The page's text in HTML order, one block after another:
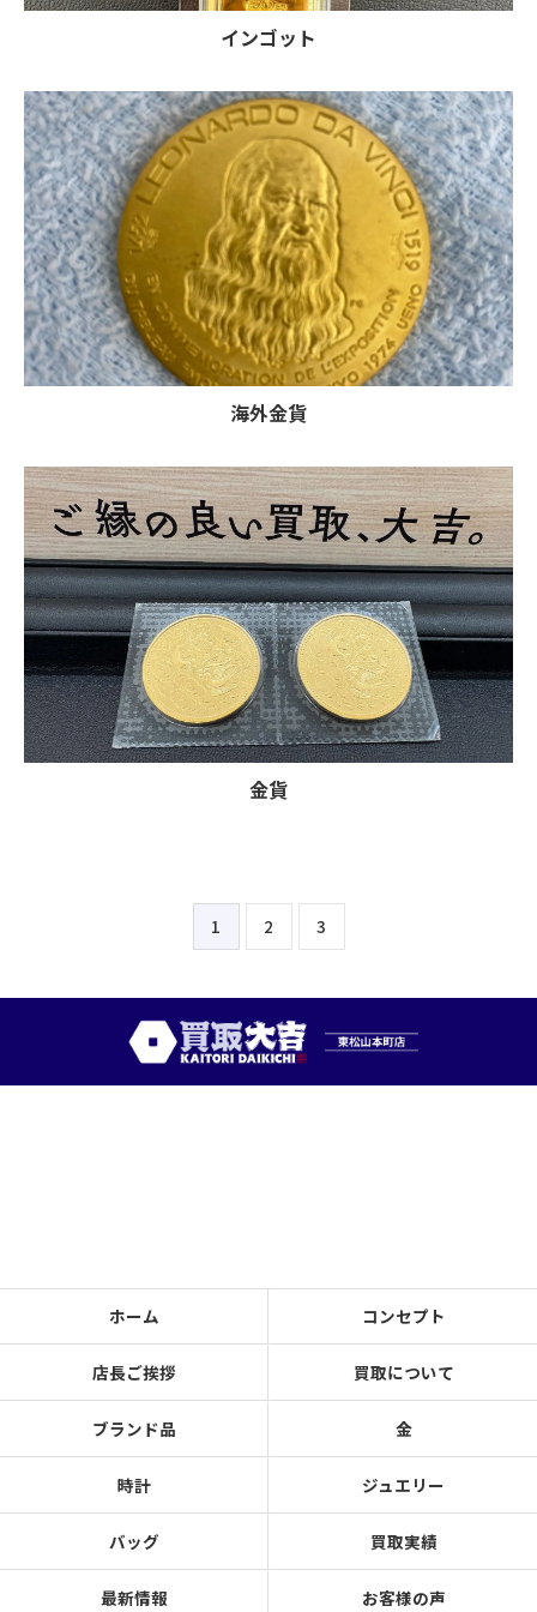
インゴット
海外金貨
金貨
1 2 3
ホーム コンセプト
店長ご挨拶 買取について
ブランド品 金
時計 ジュエリー
バッグ 買取実績
最新情報 お客様の声